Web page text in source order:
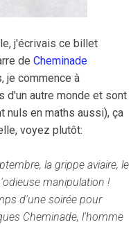
j'écrivais ce billet
de Cheminade
je commence à
d'un autre monde et sont
nuls en maths aussi), ça
voyez plutôt:
la grippe aviaire, le
manipulation !
d'une soirée pour
Cheminade, l'homme